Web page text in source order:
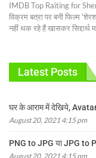
IMDB Top Raiting for
विक्रम बत्रा पर बनी फिल्म
नहीं थक रहे हैं खासकर सिद्दार्थ
Latest Posts
घर के आराम में देखिये,
August 20, 2021 4:15 pm
PNG to JPG या JPG to
August 20, 2021 4:15 pm